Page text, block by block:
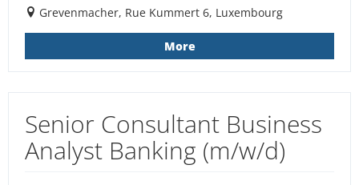
Grevenmacher, Rue Kummert 6, Luxembourg
More
Senior Consultant Business
Analyst Banking (m/w/d)